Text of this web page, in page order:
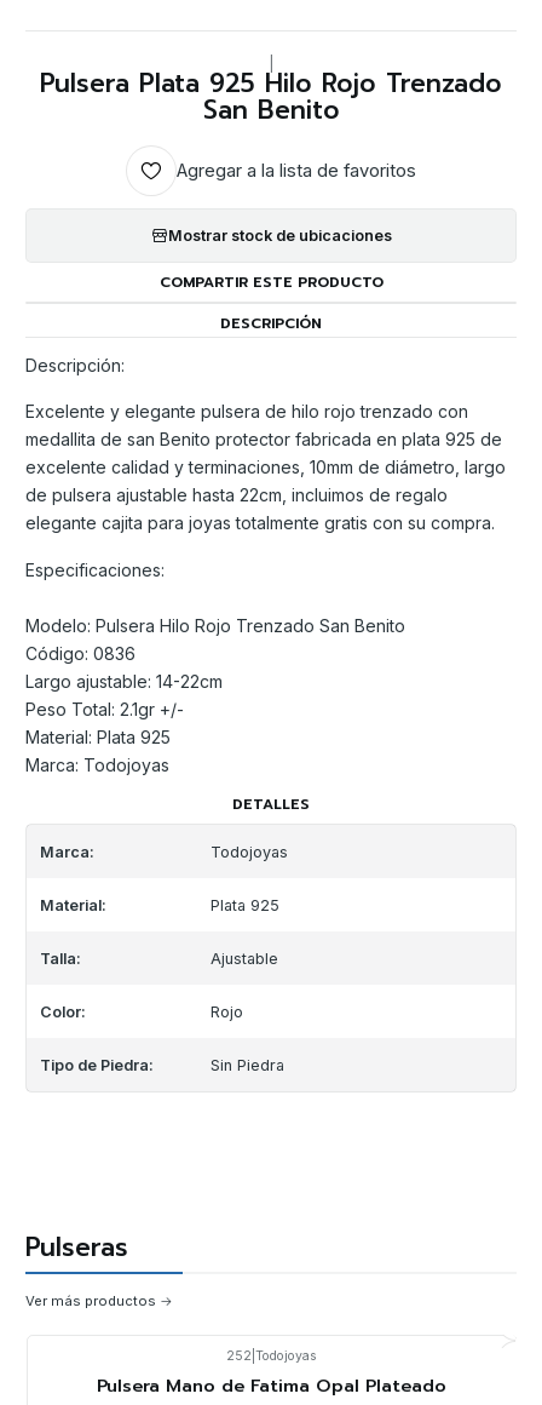
Pulsera Plata 925 Hilo Rojo Trenzado
San Benito
Agregar a la lista de favoritos
Mostrar stock de ubicaciones
COMPARTIR ESTE PRODUCTO
DESCRIPCIÓN
Descripción:
Excelente y elegante pulsera de hilo rojo trenzado con
medallita de san Benito protector fabricada en plata 925 de
excelente calidad y terminaciones, 10mm de diámetro, largo
de pulsera ajustable hasta 22cm, incluimos de regalo
elegante cajita para joyas totalmente gratis con su compra.
Especificaciones:
Modelo: Pulsera Hilo Rojo Trenzado San Benito
Código: 0836
Largo ajustable: 14-22cm
Peso Total: 2.1gr +/-
Material: Plata 925
Marca: Todojoyas
DETALLES
Marca: Todojoyas
Material: Plata 925
Talla: Ajustable
Color: Rojo
Tipo de Piedra: Sin Piedra
Pulseras
Ver más productos
252 Todojoyas
Pulsera Mano de Fatima Opal Plateado